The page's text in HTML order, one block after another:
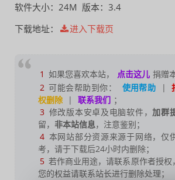
软件大小：24M 版本：3.4
下载地址：
进入下载页
1 如果您喜欢本站， 点击这儿 捐赠
2 可能会帮助到你： 使用帮助 |
权删除
| 联系我们 ；
3 修改版本安卓及电脑软件，加群
留， 非本站信息，注意鉴别；
4 本网站部分资源来源于网络，仅
考，请于下载后24小时内删除；
5 若作商业用途，请联系原作者授权
您的权益请联系站长进行删除处理；